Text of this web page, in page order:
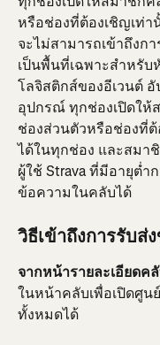
หรือช่องที่ต้องเชิญเท่า
จะไม่สามารถเข้าถึงก
เป็นพื้นที่เฉพาะสำหรับ
โลจิสติกส์ของอีเวนต์
อุปกรณ์ ทุกช่องเปิดให้
ช่องส่วนตัวหรือช่องที่
ได้ในทุกช่อง และสมา
ผู้ใช้ Strava ที่มีอายุต่ำ
ข้อความในคลับได้
วิธีเข้าถึงการรับส่
จากหน้ารายละเอียดค
ในหน้าคลับเพื่อเปิดศู
ทั้งหมดได้